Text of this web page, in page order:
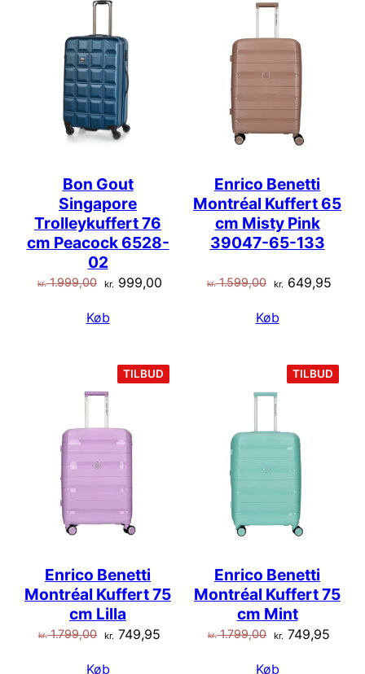
Bon Gout
Singapore
Trolleykuffert 76
cm Peacock 6528-
02
kr.1.999,00 Den
pris
kr. 1.999,00.
kr. 999,00Den
kr. 999,00.
Køb
Enrico Benetti
Montréal Kuffert 65
cm Misty Pink
39047-65-133
kr.1.599,00 Den
pris
kr. 1.599,00.
kr. 649,95Den
kr.
Køb
TILBUD
PÅ
Enrico Benetti
Montréal Kuffert 75
cm Lilla
kr.1.799,00 Den
kr. 749,95
Køb
TILBUD
PÅ
Enrico Benetti
Montréal Kuffert 75
cm Mint
kr.1.799,00 Den
kr. 749,95
Køb